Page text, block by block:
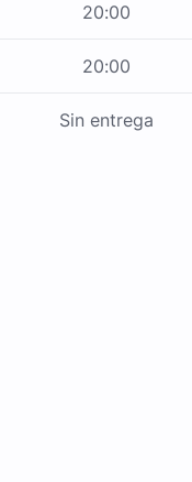
20:00
20:00
Sin entrega